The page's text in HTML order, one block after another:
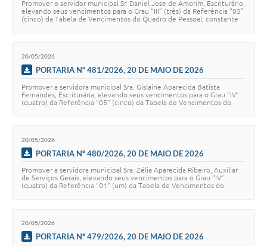
Promover o servidor municipal Sr. Daniel Jose de Amorim, Escriturário,
elevando seus vencimentos para o Grau “III” (três) da Referência “05”
(cinco) da Tabela de Vencimentos do Quadro de Pessoal, constante
20/05/2026
PORTARIA Nº 481/2026, 20 DE MAIO DE 2026
Promover a servidora municipal Sra. Gislaine Aparecida Batista
Fernandes, Escriturária, elevando seus vencimentos para o Grau “IV”
(quatro) da Referência “05” (cinco) da Tabela de Vencimentos do
20/05/2026
PORTARIA Nº 480/2026, 20 DE MAIO DE 2026
Promover a servidora municipal Sra. Zélia Aparecida Ribeiro, Auxiliar
de Serviços Gerais, elevando seus vencimentos para o Grau “IV”
(quatro) da Referência “01” (um) da Tabela de Vencimentos do
20/05/2026
PORTARIA Nº 479/2026, 20 DE MAIO DE 2026